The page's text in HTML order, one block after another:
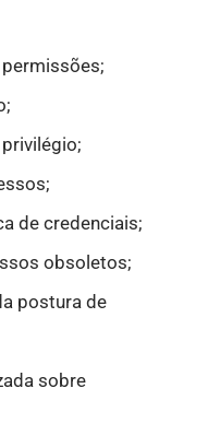
de credenciais;
obsoletos;
postura de
sobre